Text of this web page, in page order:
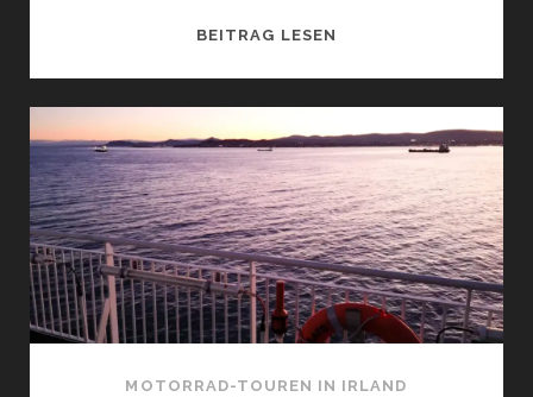
BEITRAG LESEN
DIE
MOTORRADREISE:
MOTORRADKOFFER
AUS
ALU,
KUNSTSTOFFKOFFER
ODER
SOFT-
MOTORRAD-TOUREN IN IRLAND